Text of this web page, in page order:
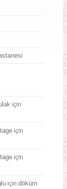
için
için
için
içindöküm